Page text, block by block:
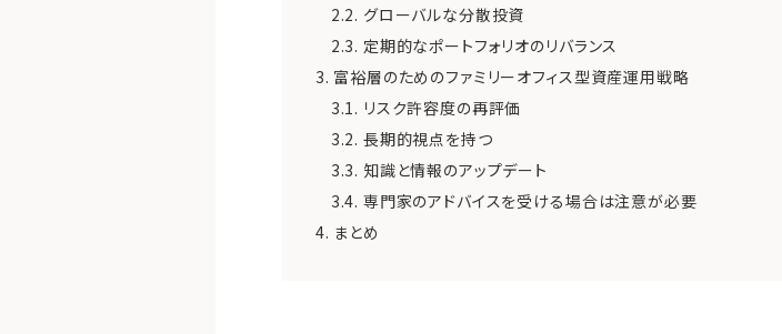
2.2. グローバルな分散投資
2.3. 定期的なポートフォリオのリバランス
3. 富裕層のためのファミリーオフィス型資産運用戦略
3.1. リスク許容度の再評価
3.2. 長期的視点を持つ
3.3. 知識と情報のアップデート
3.4. 専門家のアドバイスを受ける場合は注意が必要
4. まとめ